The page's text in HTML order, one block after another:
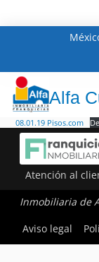
Alfa
08.01.19 Pisos.com
Atención al
Inmobiliaria de
Aviso legal